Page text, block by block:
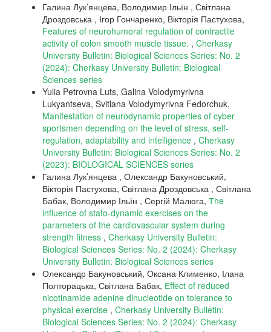
Галина Лук’янцева, Володимир Ільїн , Світлана
Дроздовська , Ігор Гончаренко, Вікторія Пастухова,
Features of neurohumoral regulation of contractile
activity of colon smooth muscle tissue. , Cherkasy
University Bulletin: Biological Sciences Series: No. 2
(2024): Cherkasy University Bulletin: Biological
Sciences series
Yulia Petrovna Luts, Galina Volodymyrivna
Lukyantseva, Svitlana Volodymyrivna Fedorchuk,
Manifestation of neurodynamic properties of cyber
sportsmen depending on the level of stress, self-
regulation, adaptability and intelligence , Cherkasy
University Bulletin: Biological Sciences Series: No. 2
(2023): BIOLOGICAL SCIENCES series
Галина Лук’янцева , Олександр Бакуновський,
Вікторія Пастухова, Світлана Дроздовська , Світлана
Бабак, Володимир Ільїн , Сергій Малюга, Тhe
influence of stato-dynamic exercises on the
parameters of the cardiovascular system during
strength fitness , Cherkasy University Bulletin:
Biological Sciences Series: No. 2 (2024): Cherkasy
University Bulletin: Biological Sciences series
Олександр Бакуновський, Оксана Клименко, Ілана
Полторацька, Світлана Бабак, Еffect of reduced
nicotinamide adenine dinucleotide on tolerance to
physical exercise , Cherkasy University Bulletin:
Biological Sciences Series: No. 2 (2024): Cherkasy